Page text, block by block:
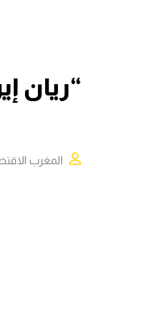
“ريان
المغرب